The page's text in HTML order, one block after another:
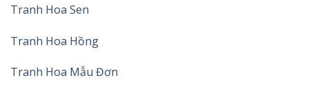
Tranh Hoa Sen
Tranh Hoa Hồng
Tranh Hoa Mẫu Đơn